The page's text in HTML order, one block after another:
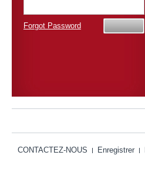
Forgot Password
CONTACTEZ-NOUS Enregistrer